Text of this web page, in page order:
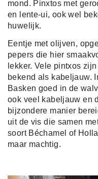
mond. Pinxtos met
en lente-ui, ook wel
huwelijk.
Eentje met olijven,
pepers die hier
lekker. Vele pintxos
bekend als kabeljauw.
Basken goed in de
ook veel kabeljauw en
bijzondere manier
uit de vis die samen
soort Béchamel of
maar machtig.